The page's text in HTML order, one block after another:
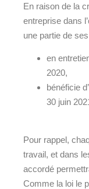
En raison de la
entreprise dans
une partie de
en
2020,
bénéficie
30 juin
Pour rappel,
travail, et dans
accordé
Comme la loi le